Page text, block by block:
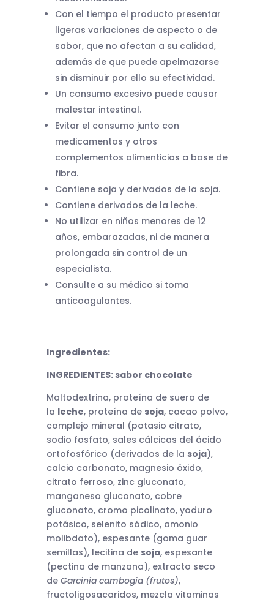
Con el tiempo el producto presentar
ligeras variaciones de aspecto o de
sabor, que no afectan a su calidad,
además de que puede apelmazarse
sin disminuir por ello su efectividad.
Un consumo excesivo puede causar
malestar intestinal.
Evitar el consumo junto con
medicamentos y otros
complementos alimenticios a base de
fibra.
Contiene soja y derivados de la soja.
Contiene derivados de la leche.
No utilizar en niños menores de 12
años, embarazadas, ni de manera
prolongada sin control de un
especialista.
Consulte a su médico si toma
anticoagulantes.
Ingredientes:
INGREDIENTES: sabor chocolate
Maltodextrina, proteína de suero de
la leche, proteína de soja, cacao polvo,
complejo mineral (potasio citrato,
sodio fosfato, sales cálcicas del ácido
ortofosfórico (derivados de la soja),
calcio carbonato, magnesio óxido,
citrato ferroso, zinc gluconato,
manganeso gluconato, cobre
gluconato, cromo picolinato, yoduro
potásico, selenito sódico, amonio
molibdato), espesante (goma guar
semillas), lecitina de soja, espesante
(pectina de manzana), extracto seco
de Garcinia cambogia (frutos),
fructoligosacaridos, mezcla vitaminas